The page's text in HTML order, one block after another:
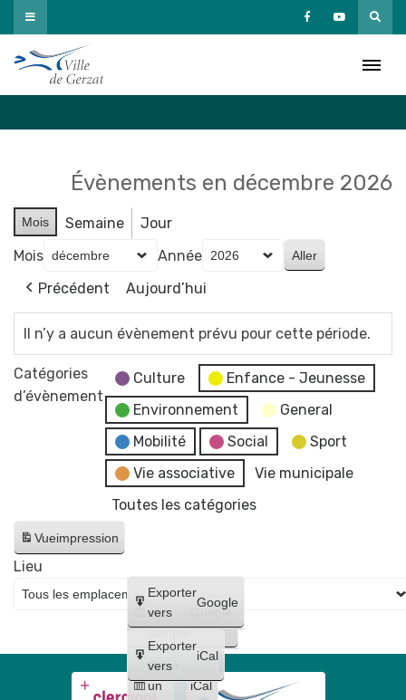
Passer
au
contenu
Évènements en décembre 2026
Mois Semaine
Jour
Mois
Année
Précédent
Aujourd’hui
Il n’y a aucun évènement prévu pour cette période.
Catégories
d’évènement
Culture
Enfance - Jeunesse
Environnement
General
Mobilité
Social
Sport
Vie associative
Vie municipale
Toutes les catégories
Vueimpression
Créer
un
compte
Google
Créer
un
iCal
Exporter
vers
Google
Exporter
vers
iCal
Lieu